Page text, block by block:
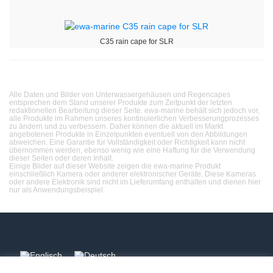
C35 rain cape for SLR
Alle Daten und Bilder von Unterwassergehäusen und Regencapes
entsprechen dem Stand unserer Produkte zum Zeitpunkt der letzten
redaktionellen Bearbeitung dieser Seite. ewa-marine behält sich jedoch vor,
alle Produkte im Rahmen unseres kontinuierlichen Verbesserungprozesses
zu ändern und zu verbessern. Daher können die aktuell im Markt
angebotenen Produkte in Einzelpunkten eventuell von den Abbildungen
abweichen. Eine Garantie für Vollständigkeit oder Richtigkeit kann nicht
übernommen werden, ebenso wenig wie eine Haftung für die Verwendung
dieser Seiten oder deren Inhalt.
Einige Bilder auf dieser Website zeigen die ewa-marine Produkt
einschließlich Kamera oder anderer elektronischer Geräte. Diese Kameras
oder andere Elektronik sind nicht im Lieferumfang enthalten und dienen hier
nur als Anwendungsbeispiel.